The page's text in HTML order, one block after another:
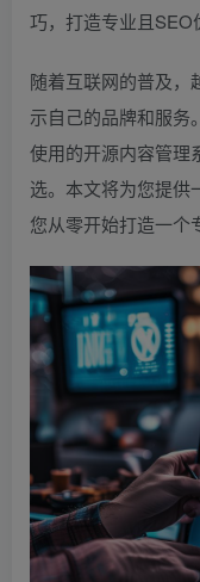
巧，打造专业且SEO
随着互联网的普及，
示自己的品牌和服务
使用的开源内容管理
选。本文将为您提供
您从零开始打造一个